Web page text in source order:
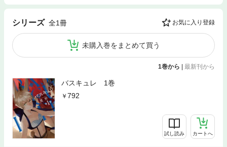
シリーズ 全1冊 お気に入り登録
未購入巻をまとめて買う
1巻から | 最新刊から
バスキュレ 1巻
792
試し読み カートへ